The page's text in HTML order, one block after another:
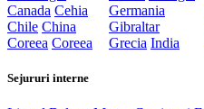
Canada Cehia
Chile China
Coreea Coreea
Germania
Gibraltar
Grecia India
Sejururi interne